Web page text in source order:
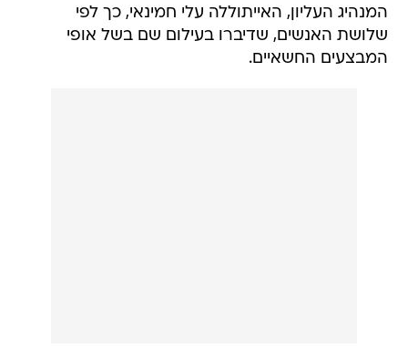
המנהיג העליון, האייתוללה עלי חמינאי, כך לפי
שלושת האנשים, שדיברו בעילום שם בשל אופי
המבצעים החשאיים.